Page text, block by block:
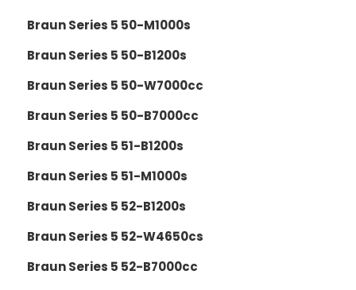
Braun Series 5 50-M1000s
Braun Series 5 50-B1200s
Braun Series 5 50-W7000cc
Braun Series 5 50-B7000cc
Braun Series 5 51-B1200s
Braun Series 5 51-M1000s
Braun Series 5 52-B1200s
Braun Series 5 52-W4650cs
Braun Series 5 52-B7000cc